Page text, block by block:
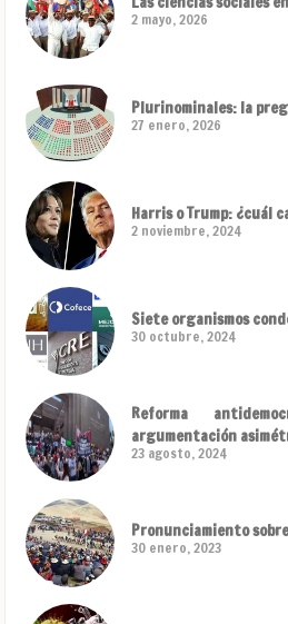
2 mayo, 2026
Plurinominales: la
27 enero, 2026
Harris o Trump: ¿cuál
2 noviembre, 2024
Siete organismos
30 octubre, 2024
Reforma
argumentación
23 agosto, 2024
Pronunciamiento
30 enero, 2023